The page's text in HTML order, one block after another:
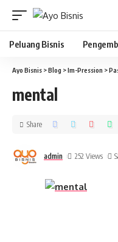
Peluang Bisnis
Ayo Bisnis >Blog >Im-Pression >
mental
admin 252 Views
Share